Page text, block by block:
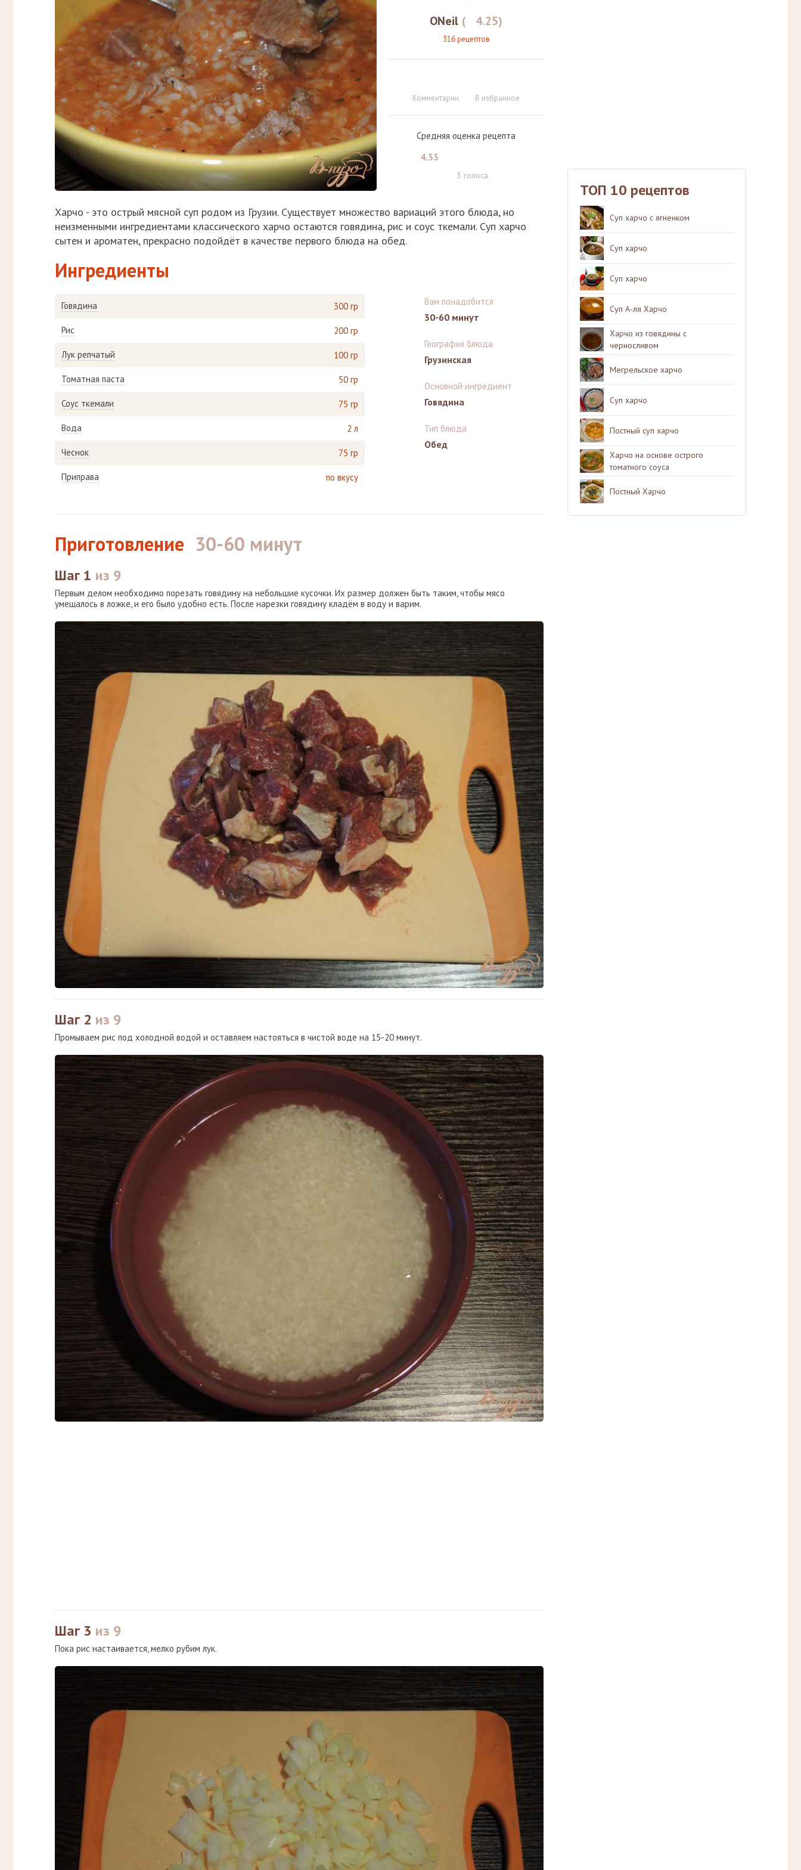
ONeil ( 4.25)
316 рецептов
Комментарии В избранное
Средняя оценка рецепта
4.33
3 голоса
Харчо - это острый мясной суп родом из Грузии. Существует множество вариаций этого блюда, но
неизменными ингредиентами классического харчо остаются говядина, рис и соус ткемали. Суп харчо
сытен и ароматен, прекрасно подойдёт в качестве первого блюда на обед.
Ингредиенты
Говядина 300 гр
Рис 200 гр
Лук репчатый 100 гр
Томатная паста 50 гр
Соус ткемали 75 гр
Вода 2 л
Чеснок 75 гр
Приправа по вкусу
Вам понадобится
30-60 минут
География блюда
Грузинская
Основной ингредиент
Говядина
Тип блюда
Обед
Приготовление 30-60 минут
Шаг 1 из 9
Первым делом необходимо порезать говядину на небольшие кусочки. Их размер должен быть таким, чтобы мясо
умещалось в ложке, и его было удобно есть. После нарезки говядину кладём в воду и варим.
Шаг 2 из 9
Промываем рис под холодной водой и оставляем настояться в чистой воде на 15-20 минут.
Шаг 3 из 9
Пока рис настаивается, мелко рубим лук.
ТОП 10 рецептов
Суп харчо с ягненком
Суп харчо
Суп харчо
Суп А-ля Харчо
Харчо из говядины с
черносливом
Мегрельское харчо
Суп харчо
Постный суп харчо
Харчо на основе острого
томатного соуса
Постный Харчо